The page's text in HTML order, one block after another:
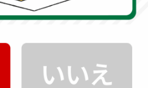
」では、指導センター
がお子
し、必要なカリキュラムを完
方